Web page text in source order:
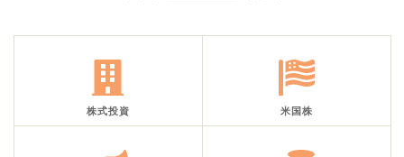
株式投資 米国株